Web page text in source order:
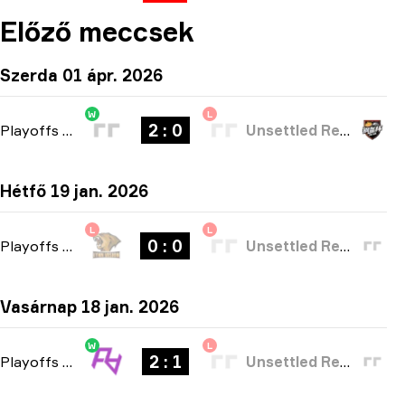
Előző meccsek
Szerda 01 ápr. 2026
Playoffs bo3
W
2 : 0
L
Unsettled Resentment
Hétfő 19 jan. 2026
Playoffs bo3
L
0 : 0
L
Unsettled Resentment
Vasárnap 18 jan. 2026
Playoffs bo3
W
2 : 1
L
Unsettled Resentment